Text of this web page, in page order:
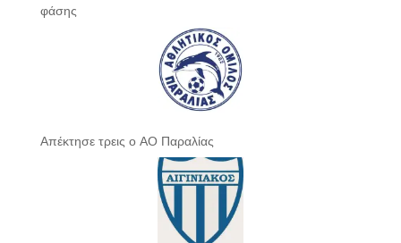
φάσης
Απέκτησε τρεις ο ΑΟ Παραλίας